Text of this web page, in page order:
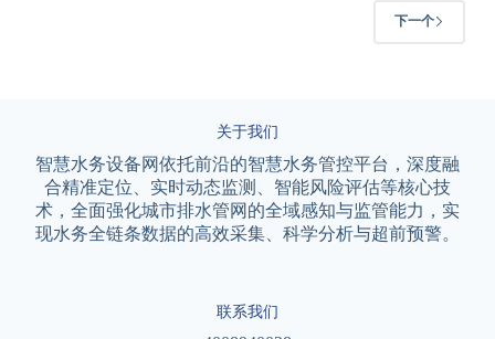
下一个
关于我们
智慧水务设备网依托前沿的智慧水务管控平台，深度融
合精准定位、实时动态监测、智能风险评估等核心技
术，全面强化城市排水管网的全域感知与监管能力，实
现水务全链条数据的高效采集、科学分析与超前预警。
联系我们